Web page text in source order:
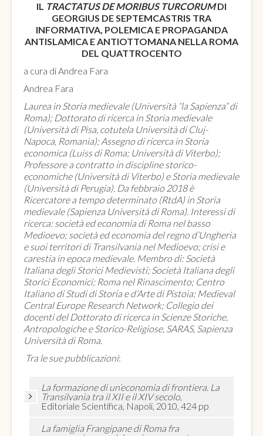
IL TRACTATUS DE MORIBUS TURCORUMDI
GEORGIUS DE SEPTEMCASTRIS TRA
INFORMATIVA, POLEMICA E PROPAGANDA
ANTISLAMICA E ANTIOTTOMANA NELLA ROMA
DEL QUATTROCENTO
a cura di Andrea Fara
Andrea Fara
Laurea in Storia medievale (Università “la Sapienza” di
Roma); Dottorato di ricerca in Storia medievale
(Università di Pisa, cotutela Università di Cluj-
Napoca, Romania); Assegno di ricerca in Storia
economica (Luiss di Roma; Università di Viterbo);
Professore a contratto in discipline storico-
economiche (Università di Viterbo) e Storia medievale
(Università di Perugia). Da febbraio 2018 è
Ricercatore a tempo determinato (RtdA) in Storia
medievale (Sapienza Università di Roma). Interessi di
ricerca: società ed economia di Roma nel basso
Medioevo; società ed economia del regno d’Ungheria
e suoi territori di Transilvania nel Medioevo; crisi e
carestia in epoca medievale. Membro di: Società
Italiana degli Storici Medievisti; Società Italiana degli
Storici Economici; Roma nel Rinascimento; Centro
Italiano di Studi di Storia e d’Arte di Pistoia; Medieval
Central Europe Research Network; Collegio dei
docenti del Dottorato di ricerca in Scienze Storiche,
Antropologiche e Storico-Religiose, SARAS, Sapienza
Università di Roma.
Tra le sue pubblicazioni:
La formazione di un’economia di frontiera. La
Transilvania tra il XII e il XIV secolo,
Editoriale Scientifica, Napoli, 2010, 424 pp
La famiglia Frangipane di Roma fra